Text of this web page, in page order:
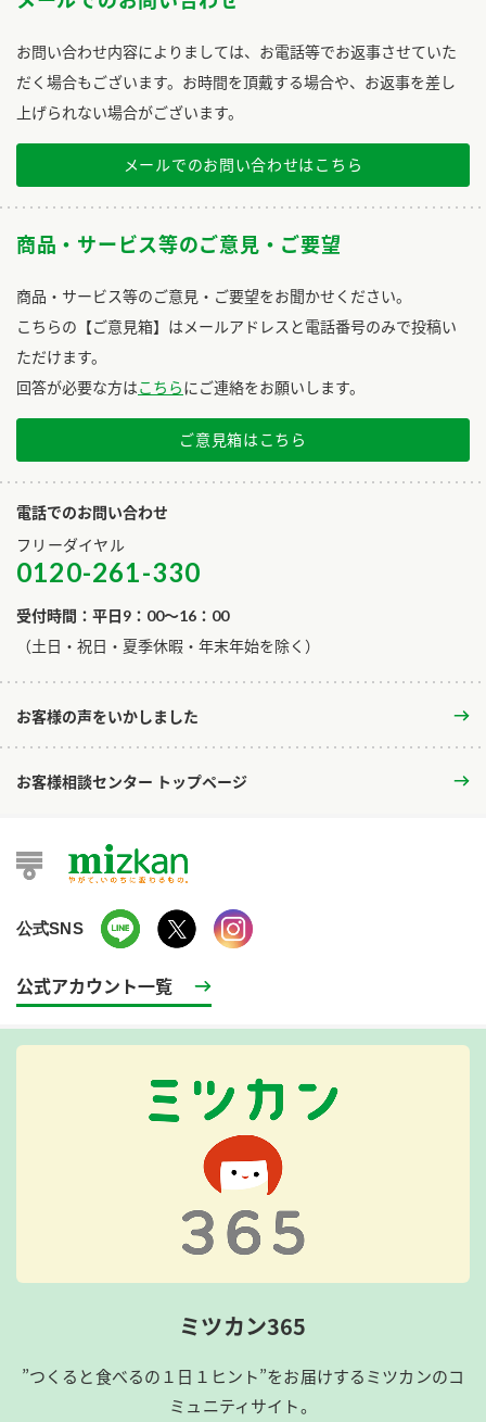
お問い合わせ内容によりましては、お電話等でお返事させていた
だく場合もございます。お時間を頂戴する場合や、お返事を差し
上げられない場合がございます。
メールでのお問い合わせはこちら
商品・サービス等のご意見・ご要望
商品・サービス等のご意見・ご要望をお聞かせください。
こちらの【ご意見箱】はメールアドレスと電話番号のみで投稿い
ただけます。
回答が必要な方はこちらにご連絡をお願いします。
ご意見箱はこちら
電話でのお問い合わせ
フリーダイヤル
0120-261-330
受付時間：平日9：00～16：00
​（土日・祝日・夏季休暇・年末年始を除く）
お客様の声をいかしました
お客様相談センター トップページ
公式SNS
公式アカウント一覧
ミツカン365
”つくると食べるの１日１ヒント”をお届けするミツカンのコ
ミュニティサイト。